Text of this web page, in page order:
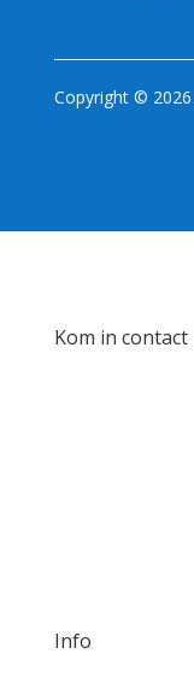
Copyright © 2026
Kom in contact
Info